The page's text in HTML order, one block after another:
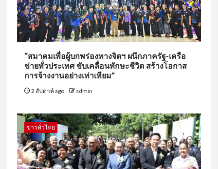
“สมาคมเพื่อผู้บกพร่องทางจิตฯ ผนึกภาครัฐ-เครือ
ข่ายทั่วประเทศ ขับเคลื่อนทักษะชีวิต สร้างโอกาส
การจ้างงานอย่างเท่าเทียม”
2 สัปดาห์ ago admin
ข่าวทั่วไทย